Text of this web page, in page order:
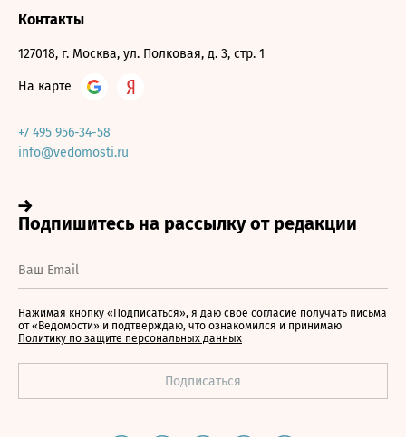
Контакты
127018, г. Москва, ул. Полковая, д. 3, стр. 1
На карте
+7 495 956-34-58
info@vedomosti.ru
Нажимая кнопку «Подписаться», я даю свое согласие получать письма
от «Ведомости» и подтверждаю, что ознакомился и принимаю
Политику по защите персональных данных